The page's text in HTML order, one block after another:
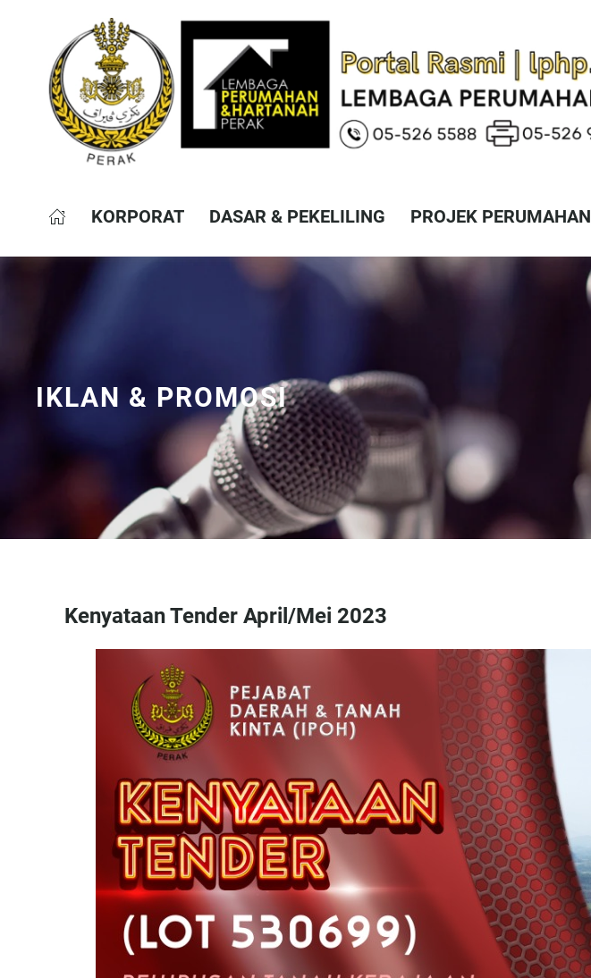
KORPORAT DASAR & PEKELILING PROJEK PERUMAHAN
IKLAN & PROMOSI
Kenyataan Tender April/Mei 2023